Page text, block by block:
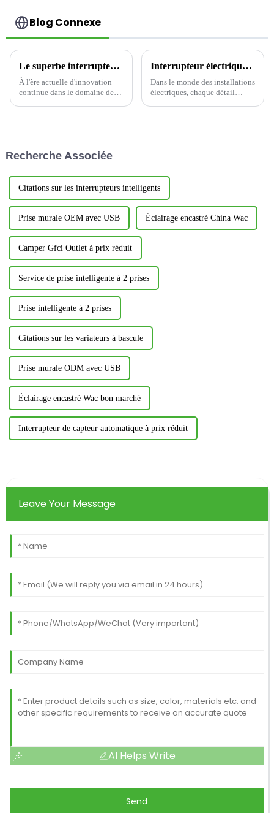
Blog Connexe
Le superbe interrupteur à capteur YM2106
À l'ère actuelle d'innovation
continue dans le domaine des
YM2106...
Interrupteur électrique YDLS101 – La solution ultime en matière de bascule décorative !
Dans le monde des installations
électriques, chaque détail
Recherche Associée
Citations sur les interrupteurs intelligents
Prise murale OEM avec USB Éclairage encastré China Wac
Camper Gfci Outlet à prix réduit
Service de prise intelligente à 2 prises
Prise intelligente à 2 prises
Citations sur les variateurs à bascule
Prise murale ODM avec USB
Éclairage encastré Wac bon marché
Interrupteur de capteur automatique à prix réduit
Leave Your Message
AI Helps Write
Send